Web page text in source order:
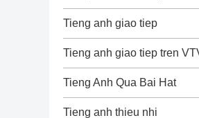
Tieng anh giao tiep
Tieng anh giao tiep tren
Tieng Anh Qua Bai Hat
Tieng anh thieu nhi